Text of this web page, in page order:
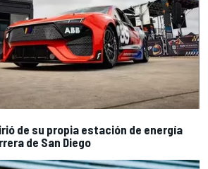
de su propia estación de energía
de San Diego